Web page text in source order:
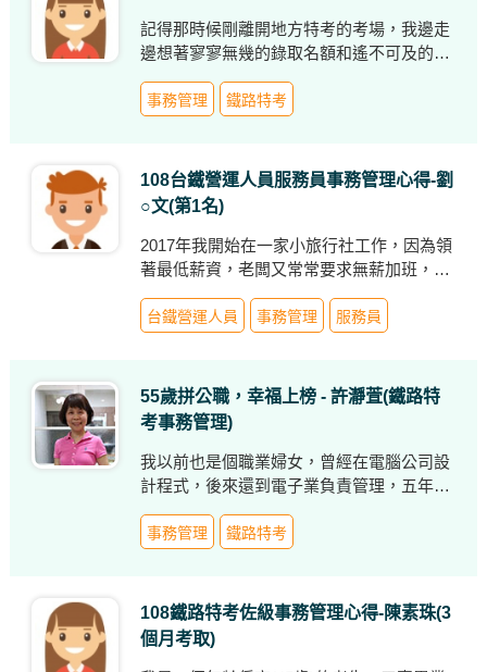
記得那時候剛離開地方特考的考場，我邊走
邊想著寥寥無幾的錄取名額和遙不可及的未
單的志工一邊遞給我一邊熱情地說著：「祝
事務管理 鐵路特考
108台鐵營運人員服務員事務管理心得-劉
○文(第1名)
2017年我開始在一家小旅行社工作，因為領
著最低薪資，老闆又常常要求無薪加班，使
投入台鐵不需要輪班、見紅就休的事務管理
台鐵營運人員 事務管理 服務員
55歲拼公職，幸福上榜 - 許瀞萓(鐵路特
考事務管理)
我以前也是個職業婦女，曾經在電腦公司設
計程式，後來還到電子業負責管理，五年前
家當個家庭主婦，常與朋友去喝下午茶及到
事務管理 鐵路特考
108鐵路特考佐級事務管理心得-陳素珠(3
個月考取)